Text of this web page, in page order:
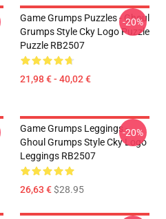
Game Grumps Puzzles - Ghoul
Grumps Style Cky Logo Puzzle
Puzzle RB2507
21,98 € - 40,02 €
-20%
Game Grumps Leggings -
Ghoul Grumps Style Cky Logo
Leggings RB2507
26,63 €$28.95
-20%